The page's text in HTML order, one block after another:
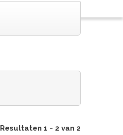
Resultaten 1 - 2 van 2